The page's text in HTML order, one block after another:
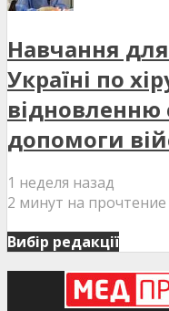
Навчання
Україні по
відновленню
допомоги
1 неделя назад
2 минут на прочтение
Вибір редакції